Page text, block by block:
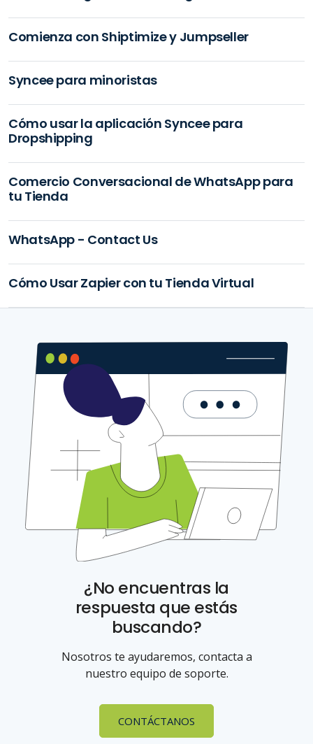
Comienza con Shiptimize y Jumpseller
Syncee para minoristas
Cómo usar la aplicación Syncee para
Dropshipping
Comercio Conversacional de WhatsApp para
tu Tienda
WhatsApp - Contact Us
Cómo Usar Zapier con tu Tienda Virtual
¿No encuentras la
respuesta que estás
buscando?
Nosotros te ayudaremos, contacta a
nuestro equipo de soporte.
CONTÁCTANOS